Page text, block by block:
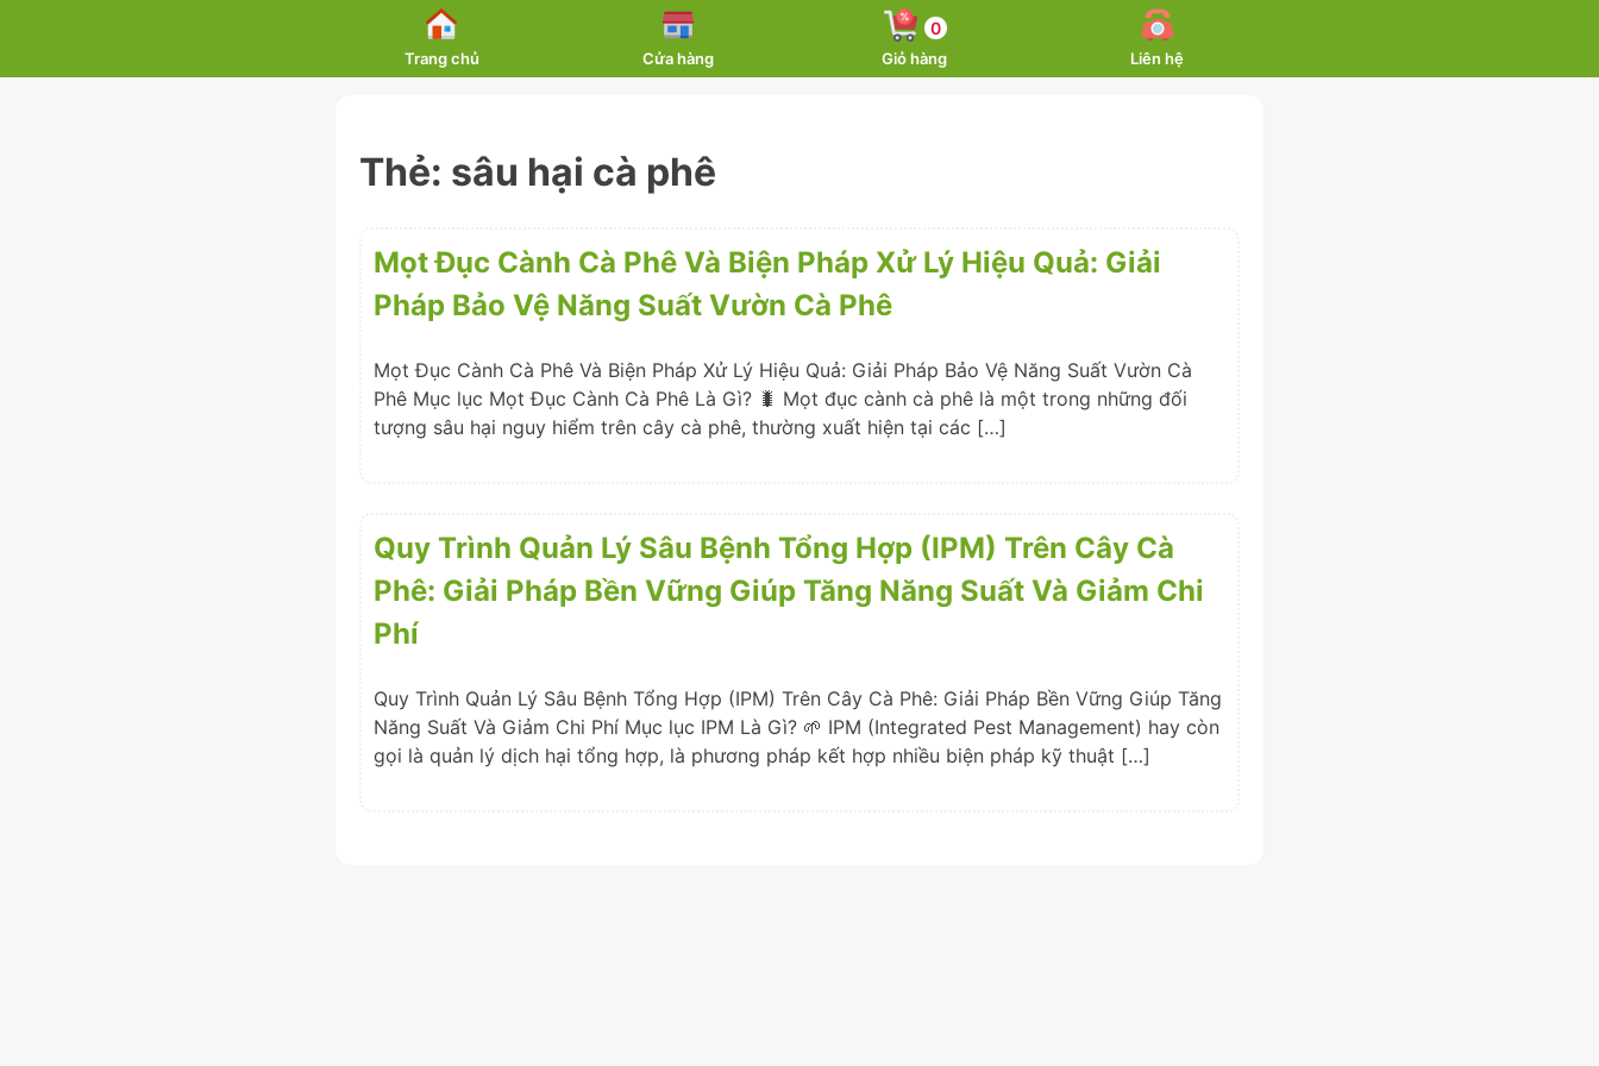
Trang chủ Cửa hàng
0
Giỏ hàng Liên hệ
Thẻ: sâu hại cà phê
Mọt Đục Cành Cà Phê Và Biện Pháp Xử Lý Hiệu Quả: Giải
Pháp Bảo Vệ Năng Suất Vườn Cà Phê
Mọt Đục Cành Cà Phê Và Biện Pháp Xử Lý Hiệu Quả: Giải Pháp Bảo Vệ Năng Suất Vườn Cà
Phê Mục lục Mọt Đục Cành Cà Phê Là Gì? 🐛 Mọt đục cành cà phê là một trong những đối
tượng sâu hại nguy hiểm trên cây cà phê, thường xuất hiện tại các […]
Quy Trình Quản Lý Sâu Bệnh Tổng Hợp (IPM) Trên Cây Cà
Phê: Giải Pháp Bền Vững Giúp Tăng Năng Suất Và Giảm Chi
Phí
Quy Trình Quản Lý Sâu Bệnh Tổng Hợp (IPM) Trên Cây Cà Phê: Giải Pháp Bền Vững Giúp Tăng
Năng Suất Và Giảm Chi Phí Mục lục IPM Là Gì? 🌱 IPM (Integrated Pest Management) hay còn
gọi là quản lý dịch hại tổng hợp, là phương pháp kết hợp nhiều biện pháp kỹ thuật […]